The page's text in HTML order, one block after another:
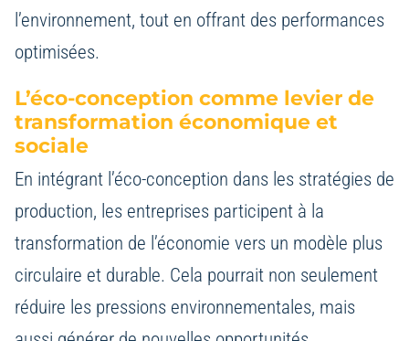
l’environnement, tout en offrant des performances
optimisées.
L’éco-conception comme levier de
transformation économique et
sociale
En intégrant l’éco-conception dans les stratégies de
production, les entreprises participent à la
transformation de l’économie vers un modèle plus
circulaire et durable. Cela pourrait non seulement
réduire les pressions environnementales, mais